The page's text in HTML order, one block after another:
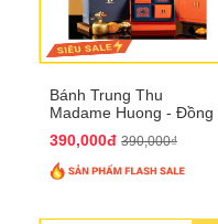
Bánh Trung Thu
Madame Huong - Đồng
390,000đ 390,000₫